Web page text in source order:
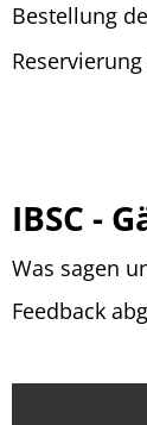
Bestellung
IBSC -
Was sagen
Feedback